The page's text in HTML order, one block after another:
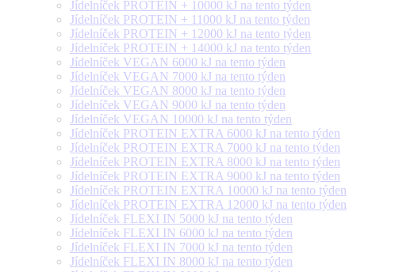
Jídelníček PROTEIN + 10000 kJ na tento týden
Jídelníček PROTEIN + 11000 kJ na tento týden
Jídelníček PROTEIN + 12000 kJ na tento týden
Jídelníček PROTEIN + 14000 kJ na tento týden
Jídelníček VEGAN 6000 kJ na tento týden
Jídelníček VEGAN 7000 kJ na tento týden
Jídelníček VEGAN 8000 kJ na tento týden
Jídelníček VEGAN 9000 kJ na tento týden
Jídelníček VEGAN 10000 kJ na tento týden
Jídelníček PROTEIN EXTRA 6000 kJ na tento týden
Jídelníček PROTEIN EXTRA 7000 kJ na tento týden
Jídelníček PROTEIN EXTRA 8000 kJ na tento týden
Jídelníček PROTEIN EXTRA 9000 kJ na tento týden
Jídelníček PROTEIN EXTRA 10000 kJ na tento týden
Jídelníček PROTEIN EXTRA 12000 kJ na tento týden
Jídelníček FLEXI IN 5000 kJ na tento týden
Jídelníček FLEXI IN 6000 kJ na tento týden
Jídelníček FLEXI IN 7000 kJ na tento týden
Jídelníček FLEXI IN 8000 kJ na tento týden